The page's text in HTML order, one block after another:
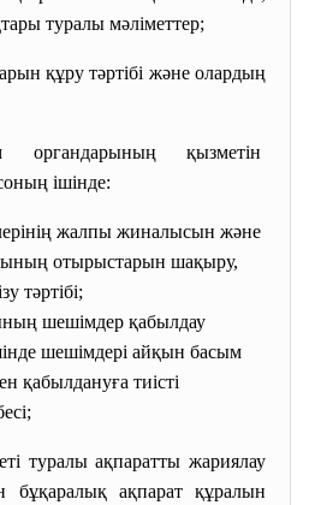
туралы мәлiметтер;
құрутәртібі және олардың
қызметін
ішінде:
жалпы жиналысын және
отырыстарын шақыру,
тәртібі;
шешімдер қабылдау
шешімдері айқын басым
қабылдануға тиісті
туралы ақпаратты жариялау
бұқаралық ақпарат құралын